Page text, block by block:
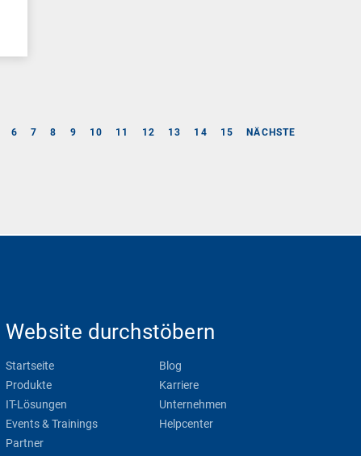
6 7 8 9 10 11 12 13 14 15 NÄCHSTE
Website durchstöbern
Startseite
Produkte
IT-Lösungen
Events & Trainings
Partner
Blog
Karriere
Unternehmen
Helpcenter